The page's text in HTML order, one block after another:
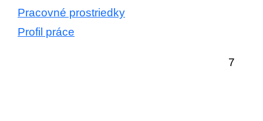
Pracovné prostriedky
Profil práce
7